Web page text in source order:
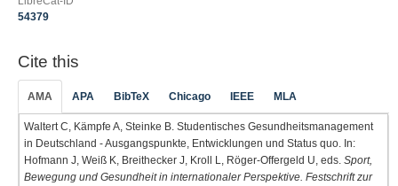
54379
Cite this
AMA APA BibTeX Chicago IEEE MLA
Waltert C, Kämpfe A, Steinke B. Studentisches Gesundheitsmanagement
in Deutschland - Ausgangspunkte, Entwicklungen und Status quo. In:
Hofmann J, Weiß K, Breithecker J, Kroll L, Röger-Offergeld U, eds. Sport,
Bewegung und Gesundheit in internationaler Perspektive. Festschrift zur